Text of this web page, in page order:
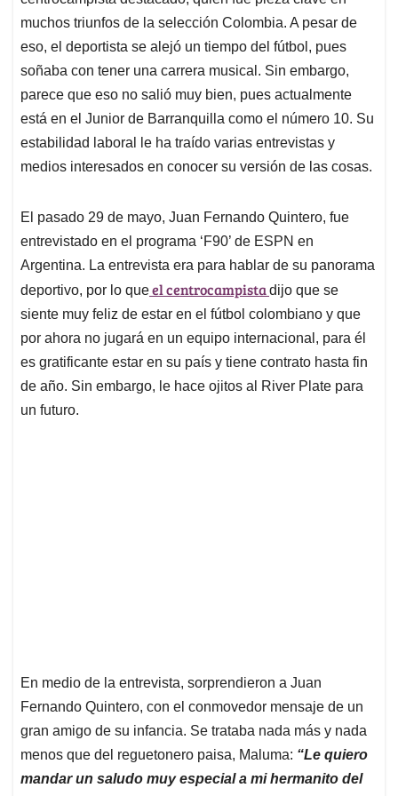
p
p
o
k
I
n
s
muchos triunfos de la selección Colombia. A pesar de
eso, el deportista se alejó un tiempo del fútbol, pues
soñaba con tener una carrera musical. Sin embargo,
parece que eso no salió muy bien, pues actualmente
está en el Junior de Barranquilla como el número 10. Su
estabilidad laboral le ha traído varias entrevistas y
medios interesados en conocer su versión de las cosas.
El pasado 29 de mayo, Juan Fernando Quintero, fue
entrevistado en el programa ‘F90’ de ESPN en
Argentina. La entrevista era para hablar de su panorama
deportivo, por lo queel centrocampistadijo que se
siente muy feliz de estar en el fútbol colombiano y que
por ahora no jugará en un equipo internacional, para él
es gratificante estar en su país y tiene contrato hasta fin
de año. Sin embargo, le hace ojitos al River Plate para
un futuro.
En medio de la entrevista, sorprendieron a Juan
Fernando Quintero, con el conmovedor mensaje de un
gran amigo de su infancia. Se trataba nada más y nada
menos que del reguetonero paisa, Maluma: “Le quiero
mandar un saludo muy especial a mi hermanito del